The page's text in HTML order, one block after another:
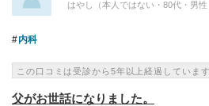
はやし（本人ではない・80代・男性
内科
この口コミは受診から5年以上経過しています
父がお世話になりました。